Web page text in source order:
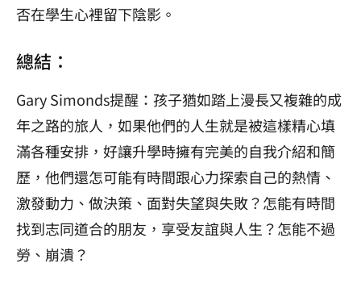
否在學生心裡留下陰影。
總結：
Gary Simonds提醒：孩子猶如踏上漫長又複雜的成
年之路的旅人，如果他們的人生就是被這樣精心填
滿各種安排，好讓升學時擁有完美的自我介紹和簡
歷，他們還怎可能有時間跟心力探索自己的熱情、
激發動力、做決策、面對失望與失敗？怎能有時間
找到志同道合的朋友，享受友誼與人生？怎能不過
勞、崩潰？